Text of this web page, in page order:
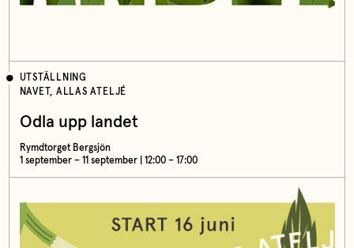
UTSTÄLLNING
NAVET, ALLAS ATELJÉ
Odla upp landet
Rymdtorget Bergsjön
1 september – 11 september | 12:00 – 17:00